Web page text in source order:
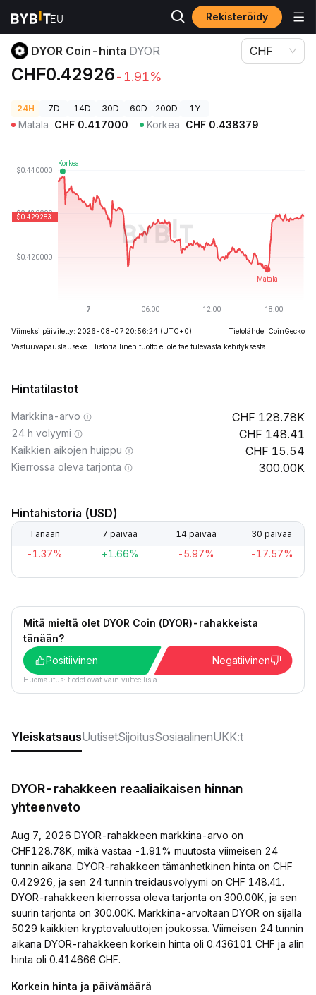
Rekisteröidy
Kryptohinnat DYOR Coin-hinta DYOR
DYOR Coin-hinta DYOR
CHF0.42926-1.91%
CHF
24H 7D 14D 30D 60D 200D 1Y
Matala CHF 0.417000 Korkea CHF 0.438379
Viimeksi päivitetty: 2026-08-07 20:56:24 (UTC+0)
Tietolähde: CoinGecko
Vastuuvapauslauseke: Historiallinen tuotto ei ole tae tulevasta kehityksestä.
Hintatilastot
Markkina-arvo 128.78K
24 h volyymi 148.41
Kaikkien aikojen huippu 15.54
Kierrossa oleva tarjonta 300.00K
Hintahistoria (USD)
Tänään 7 päivää 14 päivää 30 päivää
-1.37% +1.66% -5.97% -17.57%
Mitä mieltä olet DYOR Coin (DYOR)-rahakkeista
tänään?
Positiivinen
Negatiivinen
Huomautus: tiedot ovat vain viitteellisiä.
YleiskatsausUutisetSijoitusSosiaalinenUKK:t
DYOR-rahakkeen reaaliaikaisen hinnan
yhteenveto
Aug 7, 2026 DYOR-rahakkeen markkina-arvo on
CHF128.78K, mikä vastaa -1.91% muutosta viimeisen 24
tunnin aikana. DYOR-rahakkeen tämänhetkinen hinta on CHF
0.42926, ja sen 24 tunnin treidausvolyymi on CHF 148.41.
DYOR-rahakkeen kierrossa oleva tarjonta on 300.00K, ja sen
suurin tarjonta on 300.00K. Markkina-arvoltaan DYOR on sijalla
5029 kaikkien kryptovaluuttojen joukossa. Viimeisen 24 tunnin
aikana DYOR-rahakkeen korkein hinta oli 0.436101 CHF ja alin
hinta oli 0.414666 CHF.
Korkein hinta ja päivämäärä